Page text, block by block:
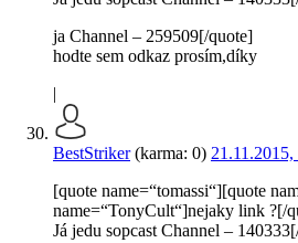
ja Channel – 259509[/quote]
hodte sem odkaz prosím,díky
|
BestStriker(karma: 0)
[quote name=“tomassi“][quote
name=“TonyCult“]nejaky link ?[/
Já jedu sopcast Channel –